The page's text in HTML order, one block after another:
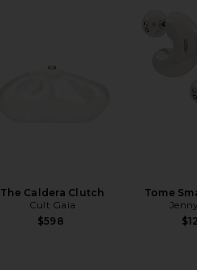
The Caldera Clutch
Cult Gaia
$598
Tome